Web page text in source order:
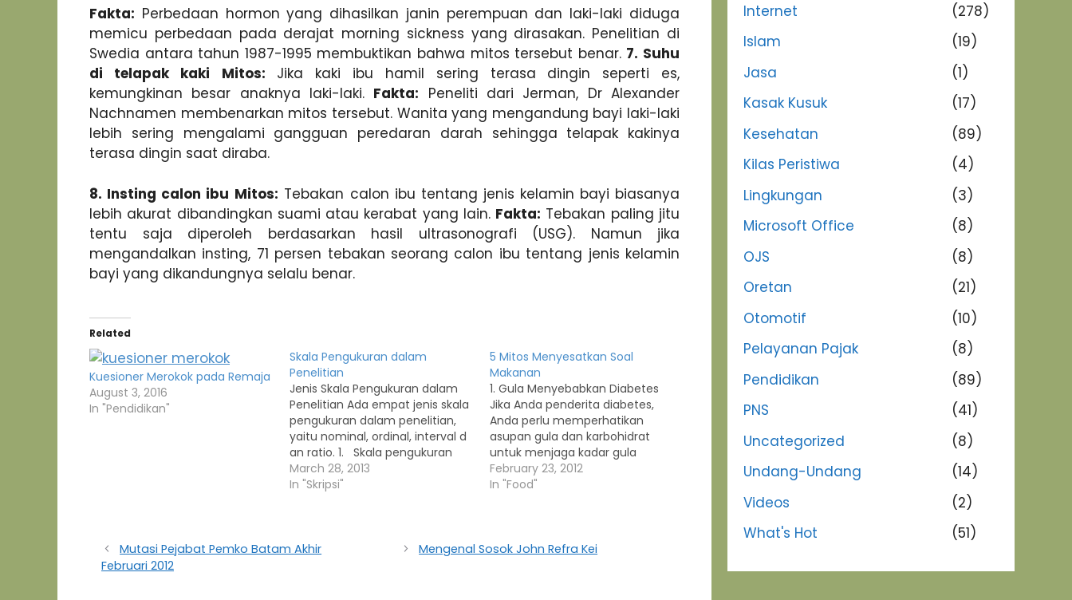
Fakta: Perbedaan hormon yang dihasilkan janin perempuan dan laki-laki diduga
memicu perbedaan pada derajat morning sickness yang dirasakan. Penelitian di
Swedia antara tahun 1987-1995 membuktikan bahwa mitos tersebut benar. 7. Suhu
di telapak kaki
Mitos: Jika kaki ibu hamil sering terasa dingin seperti es,
kemungkinan besar anaknya laki-laki. Fakta: Peneliti dari Jerman, Dr Alexander
Nachnamen membenarkan mitos tersebut. Wanita yang mengandung bayi laki-laki
lebih sering mengalami gangguan peredaran darah sehingga telapak kakinya
terasa dingin saat diraba.
8. Insting calon ibu Mitos: Tebakan calon ibu tentang jenis kelamin bayi biasanya
lebih akurat dibandingkan suami atau kerabat yang lain. Fakta: Tebakan paling jitu
tentu saja diperoleh berdasarkan hasil ultrasonografi (USG). Namun jika
mengandalkan insting, 71 persen tebakan seorang calon ibu tentang jenis kelamin
bayi yang dikandungnya selalu benar.
Related
Kuesioner Merokok pada Remaja
August 3, 2016
In "Pendidikan"
Skala Pengukuran dalam
Penelitian
Jenis Skala Pengukuran dalam
Penelitian Ada empat jenis skala
pengukuran dalam penelitian,
yaitu nominal, ordinal, interval d
an ratio. 1. Skala pengukuran
nominal Skala pengukuran
nominal adalah skala yang
kelompok. Skala
March 28, 2013
In "Skripsi"
5 Mitos Menyesatkan Soal
Makanan
1. Gula Menyebabkan Diabetes
Jika Anda penderita diabetes,
Anda perlu memperhatikan
asupan gula dan karbohidrat
untuk menjaga kadar gula
darah. Bila bukan diabetes,
asupan gula tak menyebabkan
kegemukan, dan tak pernah
February 23, 2012
In "Food"
Mutasi Pejabat Pemko Batam Akhir
Februari 2012
Mengenal Sosok John Refra Kei
Internet
(278)
Islam
(19)
Jasa
(1)
Kasak Kusuk
(17)
Kesehatan
(89)
Kilas Peristiwa
(4)
Lingkungan
(3)
Microsoft Office
(8)
OJS
(8)
Oretan
(21)
Otomotif
(10)
Pelayanan Pajak
(8)
Pendidikan
(89)
PNS
(41)
Uncategorized
(8)
Undang-Undang
(14)
Videos
(2)
What's Hot
(51)